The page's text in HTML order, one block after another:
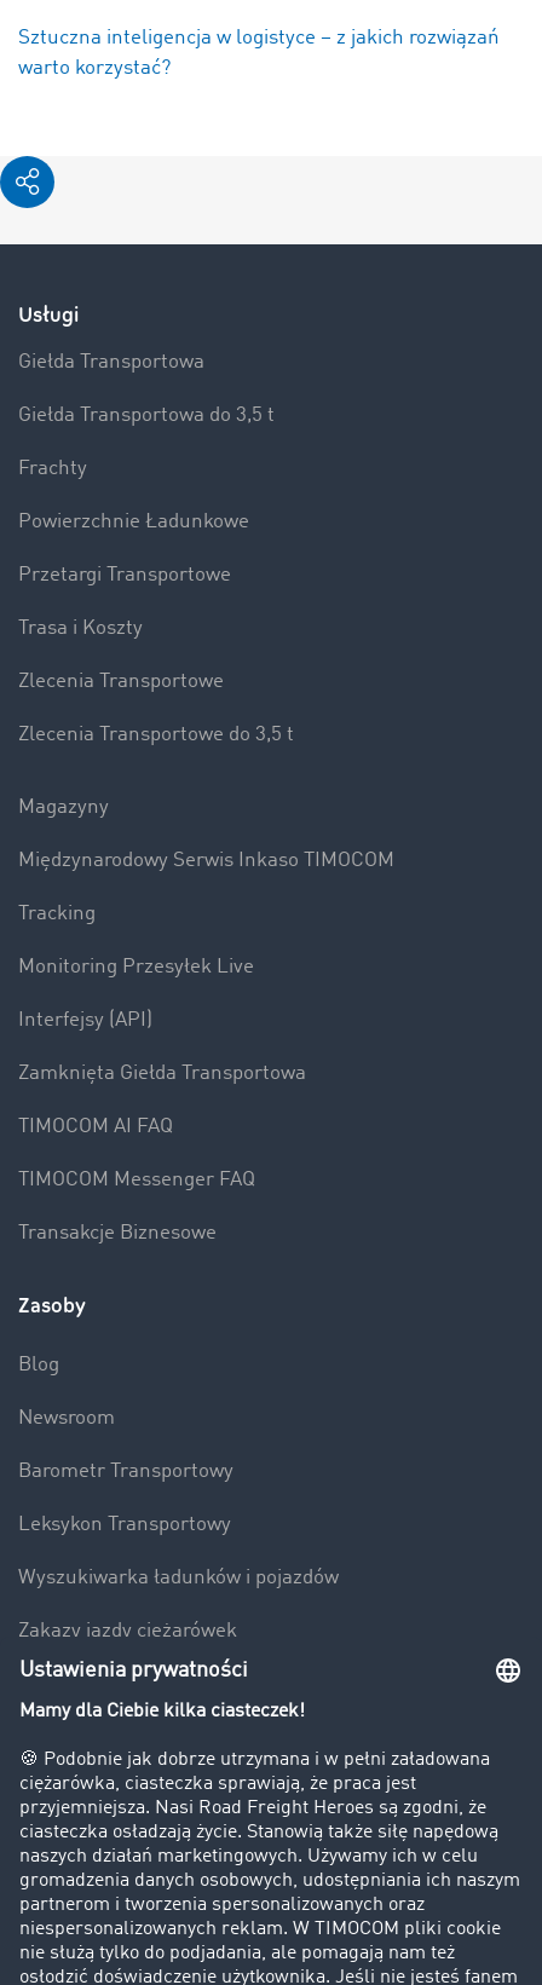
Sztuczna inteligencja w logistyce – z jakich rozwiązań
warto korzystać?
Usługi
Giełda Transportowa
Giełda Transportowa do 3,5 t
Frachty
Powierzchnie Ładunkowe
Przetargi Transportowe
Trasa i Koszty
Zlecenia Transportowe
Zlecenia Transportowe do 3,5 t
Magazyny
Międzynarodowy Serwis Inkaso TIMOCOM
Tracking
Monitoring Przesyłek Live
Interfejsy (API)
Zamknięta Giełda Transportowa
TIMOCOM AI FAQ
TIMOCOM Messenger FAQ
Transakcje Biznesowe
Zasoby
Blog
Newsroom
Barometr Transportowy
Leksykon Transportowy
Wyszukiwarka ładunków i pojazdów
Zakazy jazdy ciężarówek
Bezpieczeństwo
Firma
Historie sukcesu
Klienci pozyskują nowych klientów
Informacje prawne
Impressum